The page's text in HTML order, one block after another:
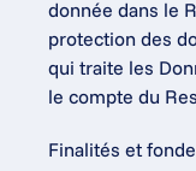
donnée dans le
protection des
qui traite les
le compte du
Finalités et